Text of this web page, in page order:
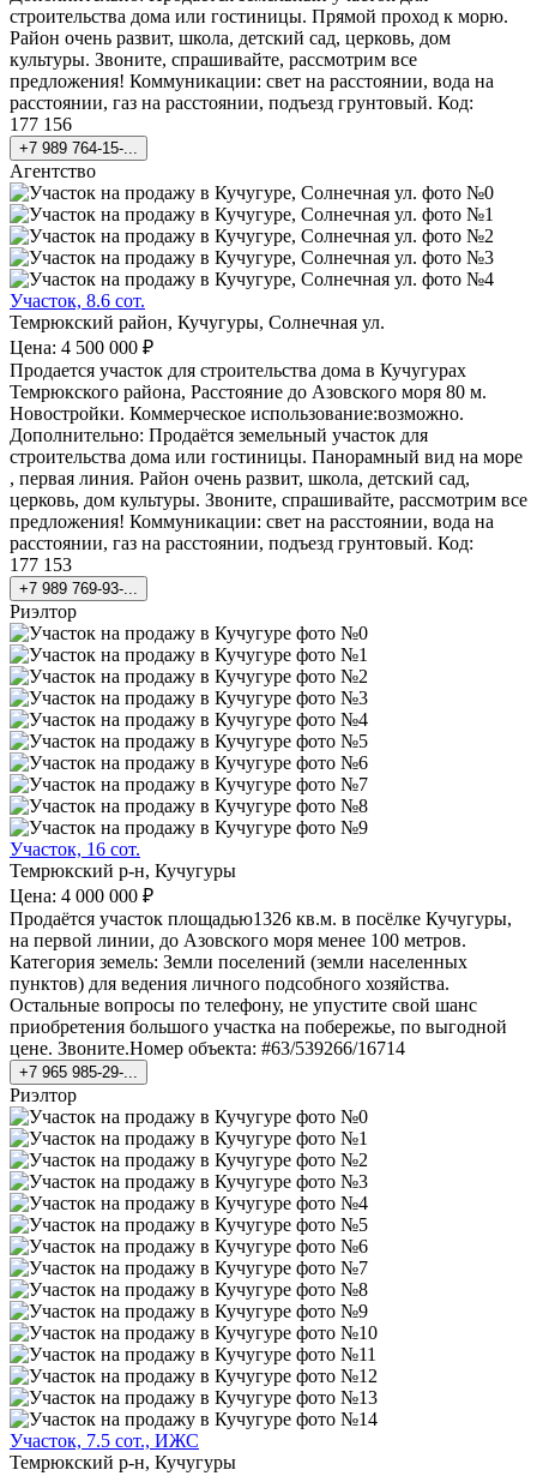
строительства дома или гостиницы. Прямой проход к морю.
Район очень развит, школа, детский сад, церковь, дом
культуры. Звоните, спрашивайте, рассмотрим все
предложения! Коммуникации: свет на расстоянии, вода на
расстоянии, газ на расстоянии, подъезд грунтовый. Код:
177 156
+7 989 764-15-...
Агентство
Участок, 8.6 сот.
Темрюкский район, Кучугуры, Солнечная ул.
Цена: 4 500 000 ₽
Продается участок для строительства дома в Кучугурах
Темрюкского района, Расстояние до Азовского моря 80 м.
Новостройки. Коммерческое использование:возможно.
Дополнительно: Продаётся земельный участок для
строительства дома или гостиницы. Панорамный вид на море
, первая линия. Район очень развит, школа, детский сад,
церковь, дом культуры. Звоните, спрашивайте, рассмотрим все
предложения! Коммуникации: свет на расстоянии, вода на
расстоянии, газ на расстоянии, подъезд грунтовый. Код:
177 153
+7 989 769-93-...
Риэлтор
Участок, 16 сот.
Темрюкский р-н, Кучугуры
Цена: 4 000 000 ₽
Продаётся участок площадью1326 кв.м. в посёлке Кучугуры,
на первой линии, до Азовского моря менее 100 метров.
Категория земель: Земли поселений (земли населенных
пунктов) для ведения личного подсобного хозяйства.
Остальные вопросы по телефону, не упустите свой шанс
приобретения большого участка на побережье, по выгодной
цене. Звоните.Номер объекта: #63/539266/16714
+7 965 985-29-...
Риэлтор
Участок, 7.5 сот., ИЖС
Темрюкский р-н, Кучугуры